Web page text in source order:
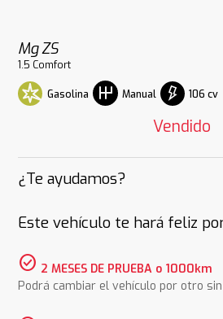
Mg ZS
1.5 Comfort
Gasolina Manual 106 cv
Vendido
¿Te ayudamos?
Este vehículo te hará feliz
check_circle 2 MESES DE PRUEBA o 1000km
Podrá cambiar el vehículo por otro